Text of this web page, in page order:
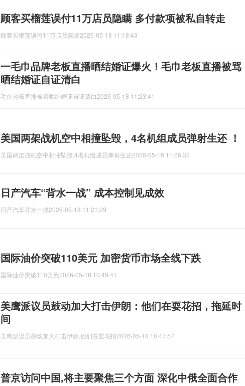
顾客买榴莲误付11万店员隐瞒 多付款项被私自转走
顾客买榴莲误付11万店员隐瞒2026-05-18 11:18:43
一毛巾品牌老板直播晒结婚证爆火！毛巾老板直播被骂
晒结婚证自证清白
毛巾老板直播被骂晒结婚证自证清白2026-05-18 11:23:41
美国两架战机空中相撞坠毁，4名机组成员弹射生还 ！
美国两架战机空中相撞坠毁,4名机组成员弹射生还2026-05-18 11:26:32
日产汽车“背水一战” 成本控制见成效
日产汽车背水一战2026-05-18 11:21:29
国际油价突破110美元 加密货币市场全线下跌
国际油价突破110美元2026-05-18 10:49:41
美鹰派议员鼓动加大打击伊朗：他们在耍花招，拖延时
间
美鹰派议员鼓动加大打击伊朗,他们在耍花招2026-05-18 10:47:57
普京访问中国,将主要聚焦三个方面 深化中俄全面合作